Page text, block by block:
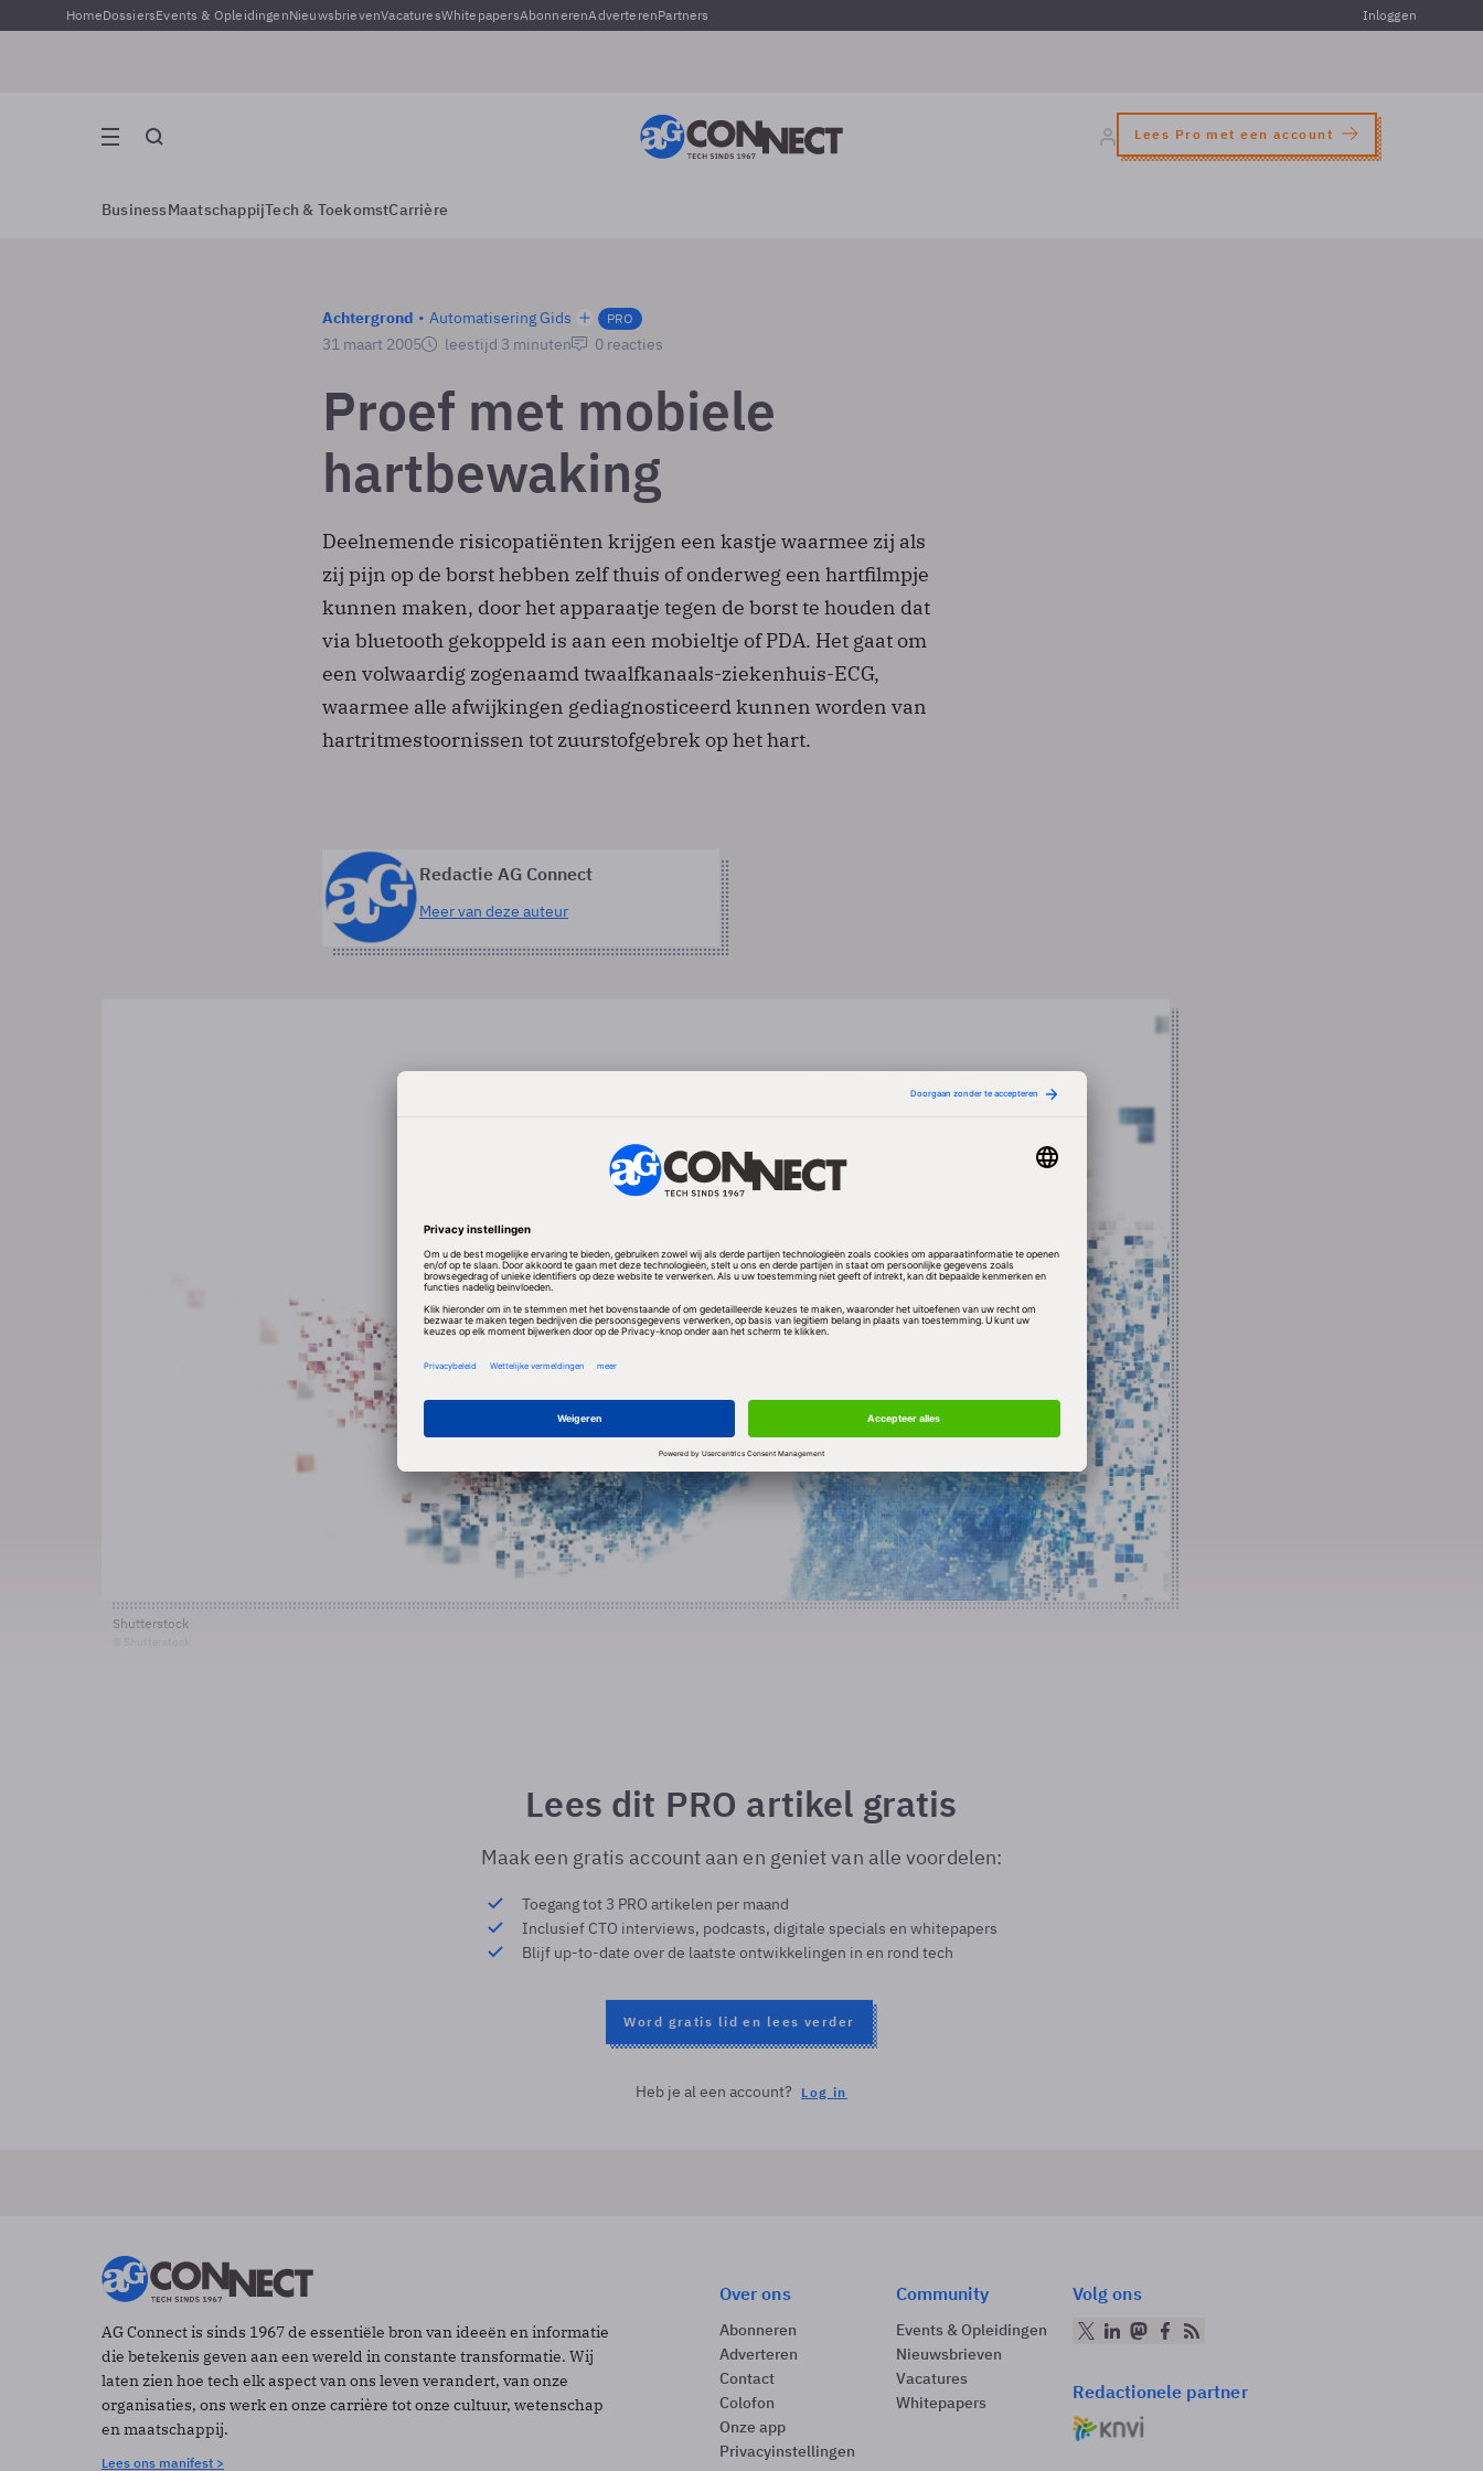
HomeDossiersEvents & OpleidingenNieuwsbrievenVacaturesWhitepapersAbonnerenAdverterenPartners Inloggen
Lees Pro met een account
BusinessMaatschappijTech & ToekomstCarrière
Achtergrond Automatisering Gids PRO
31 maart 2005 leestijd 3 minuten 0 reacties
Proef met mobiele
hartbewaking
Deelnemende risicopatiënten krijgen een kastje waarmee zij als
zij pijn op de borst hebben zelf thuis of onderweg een hartfilmpje
kunnen maken, door het apparaatje tegen de borst te houden dat
via bluetooth gekoppeld is aan een mobieltje of PDA. Het gaat om
een volwaardig zogenaamd twaalfkanaals-ziekenhuis-ECG,
waarmee alle afwijkingen gediagnosticeerd kunnen worden van
hartritmestoornissen tot zuurstofgebrek op het hart.
Redactie AG Connect
Meer van deze auteur
Shutterstock
Lees dit PRO artikel gratis
Maak een gratis account aan en geniet van alle voordelen:
Toegang tot 3 PRO artikelen per maand
Inclusief CTO interviews, podcasts, digitale specials en whitepapers
Blijf up-to-date over de laatste ontwikkelingen in en rond tech
Word gratis lid en lees verder
Heb je al een account? Log in
AG Connect is sinds 1967 de essentiële bron van ideeën en informatie
die betekenis geven aan een wereld in constante transformatie. Wij
laten zien hoe tech elk aspect van ons leven verandert, van onze
organisaties, ons werk en onze carrière tot onze cultuur, wetenschap
en maatschappij.
Lees ons manifest >
Over ons
Abonneren
Adverteren
Contact
Colofon
Onze app
Privacyinstellingen
Community
Events & Opleidingen
Nieuwsbrieven
Vacatures
Whitepapers
Volg ons
Redactionele partner